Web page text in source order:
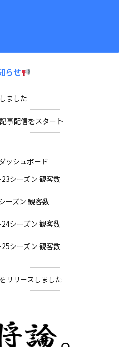
らせ
ました
事配信をスタート
ッシュボード
シーズン 観客数
ーズン 観客数
シーズン 観客数
シーズン 観客数
リリースしました